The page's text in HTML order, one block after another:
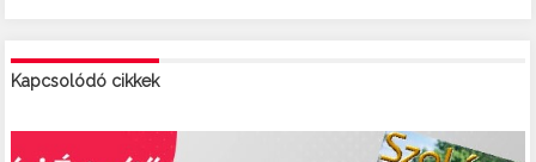
Kapcsolódó cikkek